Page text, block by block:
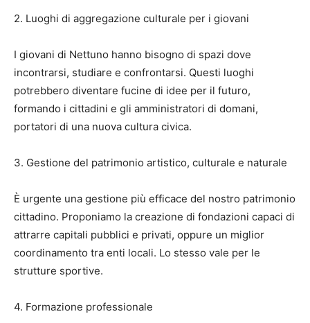
2. Luoghi di aggregazione culturale per i giovani
I giovani di Nettuno hanno bisogno di spazi dove
incontrarsi, studiare e confrontarsi. Questi luoghi
potrebbero diventare fucine di idee per il futuro,
formando i cittadini e gli amministratori di domani,
portatori di una nuova cultura civica.
3. Gestione del patrimonio artistico, culturale e naturale
È urgente una gestione più efficace del nostro patrimonio
cittadino. Proponiamo la creazione di fondazioni capaci di
attrarre capitali pubblici e privati, oppure un miglior
coordinamento tra enti locali. Lo stesso vale per le
strutture sportive.
4. Formazione professionale